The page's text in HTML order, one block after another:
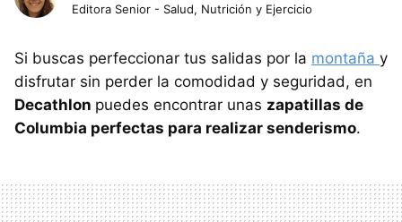
Editora Senior - Salud, Nutrición y Ejercicio
Si buscas perfeccionar tus salidas por la montaña y
disfrutar sin perder la comodidad y seguridad, en
Decathlon puedes encontrar unas zapatillas de
Columbia perfectas para realizar senderismo.